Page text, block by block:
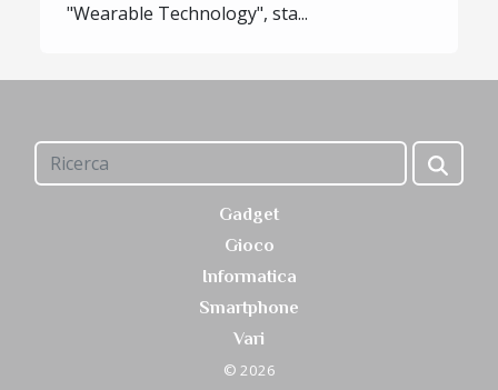
"Wearable Technology", sta...
Gadget
Gioco
Informatica
Smartphone
Vari
© 2026